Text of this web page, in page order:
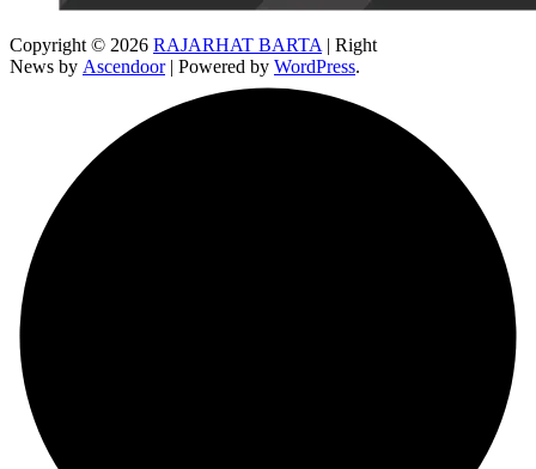
Copyright © 2026 RAJARHAT BARTA | Right
News by Ascendoor| Powered by WordPress.